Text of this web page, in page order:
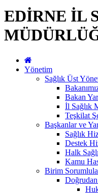
EDİRNE İL
Yönetim
Sağlık Üst
Bakan
İl Sağlık
Teşkilat
Başkanlar ve
Sağlık
Destek
Halk
Kamu
Birim